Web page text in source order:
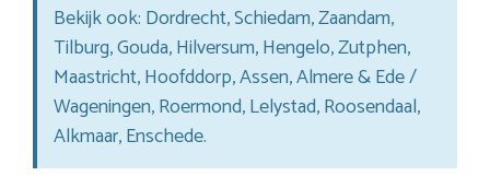
Bekijk ook: Dordrecht, Schiedam, Zaandam,
Tilburg, Gouda, Hilversum, Hengelo, Zutphen,
Maastricht, Hoofddorp, Assen, Almere & Ede /
Wageningen, Roermond, Lelystad, Roosendaal,
Alkmaar, Enschede.